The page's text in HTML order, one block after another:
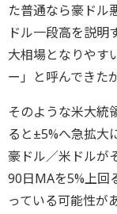
た普通なら豪ドル
ドル一段高を説明
大相場となりやす
ー」と呼んできた
そのような米大統
ると±5%へ急拡大
豪ドル／米ドルが
90日MAを5%上回
っている可能性が